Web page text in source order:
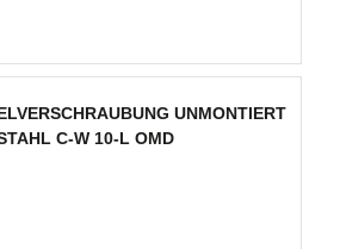
UNMONTIERT
C-W 10-L OMD